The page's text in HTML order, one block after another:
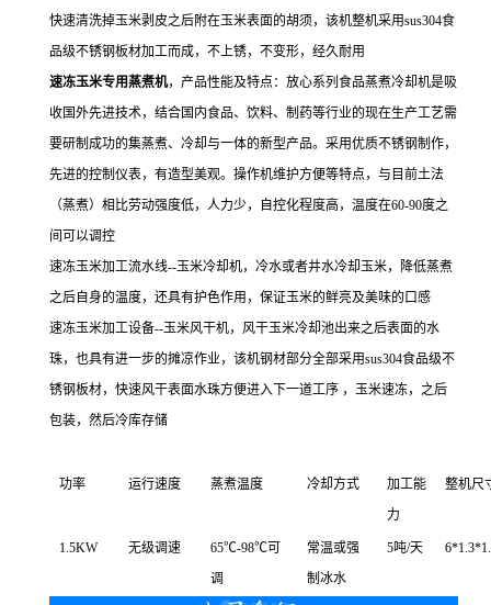
快速清洗掉玉米剥皮之后附在玉米表面的胡须，该机整机采用sus304食
品级不锈钢板材加工而成，不上锈，不变形，经久耐用
速冻玉米专用蒸煮机，产品性能及特点：放心系列食品蒸煮冷却机是吸
收国外先进技术，结合国内食品、饮料、制药等行业的现在生产工艺需
要研制成功的集蒸煮、冷却与一体的新型产品。采用优质不锈钢制作，
先进的控制仪表，有造型美观。操作机维护方便等特点，与目前土法
（蒸煮）相比劳动强度低，人力少，自控化程度高，温度在60-90度之
间可以调控
速冻玉米加工流水线--玉米冷却机，冷水或者井水冷却玉米，降低蒸煮
之后自身的温度，还具有护色作用，保证玉米的鲜亮及美味的口感
速冻玉米加工设备--玉米风干机，风干玉米冷却池出来之后表面的水
珠，也具有进一步的摊凉作业，该机钢材部分全部采用sus304食品级不
锈钢板材，快速风干表面水珠方便进入下一道工序 ，玉米速冻，之后
包装，然后冷库存储
功率 运行速度 蒸煮温度 冷却方式
加工能
力
整机尺
1.5KW 无级调速
65℃-98℃可
调
常温或强
制冰水
5吨/天